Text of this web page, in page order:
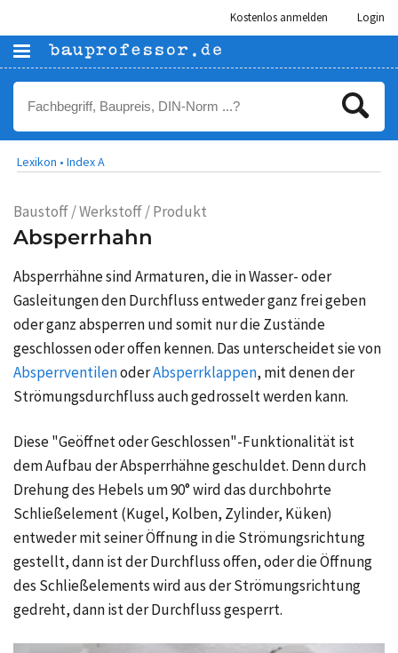
Kostenlos anmelden Login
Lexikon • Index A
Baustoff / Werkstoff / Produkt
Absperrhahn
Absperrhähne sind Armaturen, die in Wasser- oder
Gasleitungen den Durchfluss entweder ganz frei geben
oder ganz absperren und somit nur die Zustände
geschlossen oder offen kennen. Das unterscheidet sie von
AbsperrventilenoderAbsperrklappen, mit denen der
Strömungsdurchfluss auch gedrosselt werden kann.
Diese "Geöffnet oder Geschlossen"-Funktionalität ist
dem Aufbau der Absperrhähne geschuldet. Denn durch
Drehung des Hebels um 90° wird das durchbohrte
Schließelement (Kugel, Kolben, Zylinder, Küken)
entweder mit seiner Öffnung in die Strömungsrichtung
gestellt, dann ist der Durchfluss offen, oder die Öffnung
des Schließelements wird aus der Strömungsrichtung
gedreht, dann ist der Durchfluss gesperrt.